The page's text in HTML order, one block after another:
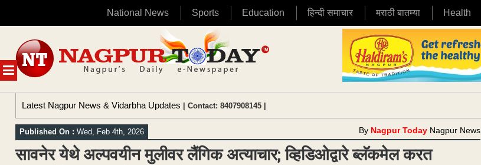
National News Sports Education हिन्दी समाचार मराठी बातम्या Health
MENU
content
Latest Nagpur News & Vidarbha Updates | Contact: 8407908145 |
Published On : Wed, Feb 4th, 2026 By Nagpur Today Nagpur News
सावनेर येथे अल्पवयीन मुलीवर लैंगिक अत्याचार; व्हिडिओद्वारे ब्लॅकमेल करत